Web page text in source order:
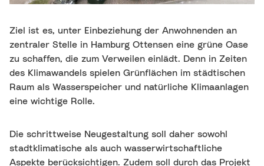
Ziel ist es, unter Einbeziehung der Anwohnenden an
zentraler Stelle in Hamburg Ottensen eine grüne Oase
zu schaffen, die zum Verweilen einlädt. Denn in Zeiten
des Klimawandels spielen Grünflächen im städtischen
Raum als Wasserspeicher und natürliche Klimaanlagen
eine wichtige Rolle.
Die schrittweise Neugestaltung soll daher sowohl
stadtklimatische als auch wasserwirtschaftliche
Aspekte berücksichtigen. Zudem soll durch das Projekt